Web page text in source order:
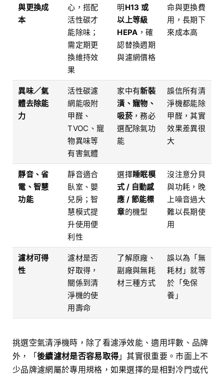
與更換成
本
心，搭配
活性碳才
能除味；
需定期更
換維持效
果
明H13 或
以上等級
HEPA ，確
認替換週期
與濾網價格
命與更換費
用，長期下
來成本高
異味／氣
體去除能
力
活性碳濾
網能吸附
甲醛、
TVOC、寵
物異味等
有害氣體
家中有新裝
潢、寵物、
吸菸，務必
選配除氣功
能
誤信所有清
淨機都能除
甲醛，其實
效果差異很
大
靜音、省
電、智慧
功能
靜音適合
臥室、嬰
兒房；智
慧模式提
升使用便
利性
選擇睡眠模
式 / 自動感
應 / 節能標
章的機型
沒注意分貝
與功耗，晚
上噪音過大
難以長期使
用
濾材可得
性
濾材是否
好取得，
關係到清
淨機的使
用壽命
了解原廠、
副廠與無耗
材三種方式
誤以為「無
耗材」就等
於「免保
養」
挑選空氣清淨機時，除了看濾淨效能、適用坪數、品牌
外，「後續濾材是否容易取得 」其實很重要。市面上不
少品牌濾網屬於專用規格，如果選擇的是相對冷門或代